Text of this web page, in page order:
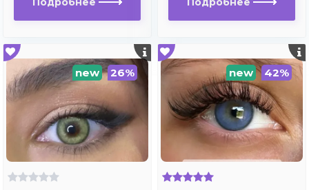
new 26% new 42%